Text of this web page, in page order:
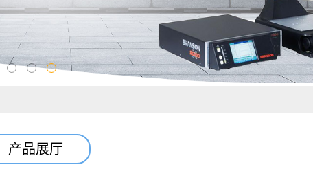
产品展厅